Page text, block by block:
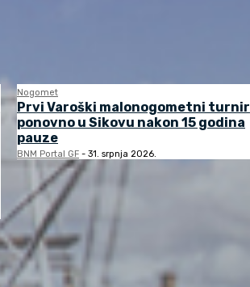
Nogomet
Prvi Varoški malonogometni turnir
ponovno u Sikovu nakon 15 godina
pauze
BNM Portal GF - 31. srpnja 2026.